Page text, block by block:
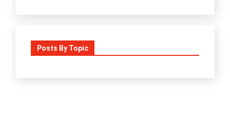
Posts By Topic